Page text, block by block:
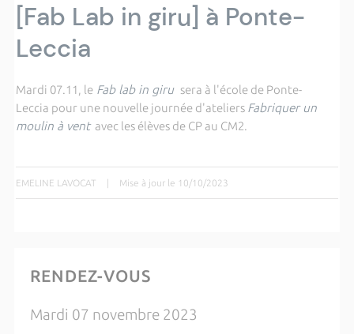
[Fab Lab in giru] à Ponte-
Leccia
Mardi 07.11, leFab lab in giru sera à l'école de Ponte-
Leccia pour une nouvelle journée d'ateliers Fabriquer un
moulin à ventavec les élèves de CP au CM2.
EMELINE LAVOCAT | Mise à jour le 10/10/2023
RENDEZ-VOUS
Mardi 07 novembre 2023